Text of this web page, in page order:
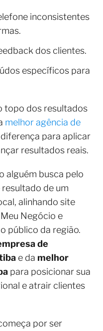
inconsistentes
dos clientes.
específicos para
topo dos resultados
melhor agência de
para aplicar
resultados reais.
alguém busca pelo
de um
alinhando site
Negócio e
público da região.
de
e da melhor
para posicionar sua
e atrair clientes
por ser